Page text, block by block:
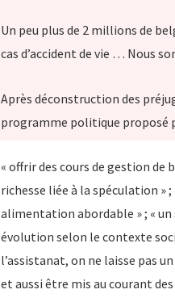
Un peu plus de 2 millions de
cas d’accident de vie … Nous
Après déconstruction des
programme politique proposé
« offrir des cours de gestion de
richesse liée à la spéculation »
alimentation abordable » ; «
évolution selon le contexte
l’assistanat, on ne laisse pas
et aussi être mis au courant